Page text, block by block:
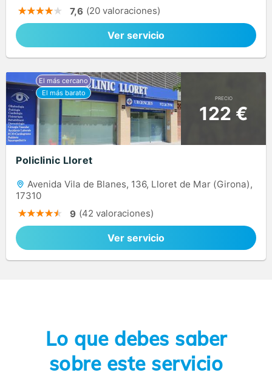
7,6 (20 valoraciones)
Ver servicio
PRECIO
122 €
Policlinic Lloret
Avenida Vila de Blanes, 136, Lloret de Mar (Girona),
17310
9 (42 valoraciones)
Ver servicio
Lo que debes saber
sobre este servicio